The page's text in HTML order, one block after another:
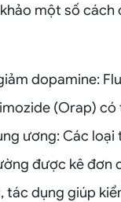
một số cách
dopamine:
(Orap)
ương: Các
được kê đơn
tác dụng giúp